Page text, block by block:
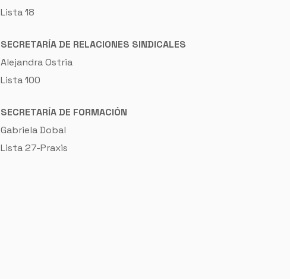
Lista 18
SECRETARÍA DE RELACIONES SINDICALES
Alejandra Ostria
Lista 100
SECRETARÍA DE FORMACIÓN
Gabriela Dobal
Lista 27-Praxis